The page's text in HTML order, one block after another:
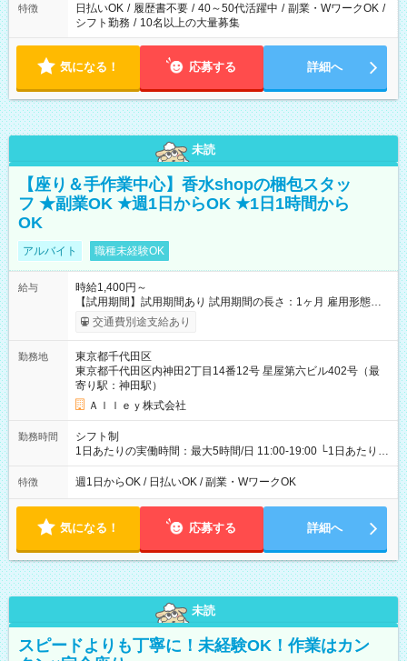
特徴 日払いOK / 履歴書不要 / 40～50代活躍中 / 副業・WワークOK /
シフト勤務 / 10名以上の大量募集
気になる！ 応募する 詳細へ
未読
【座り＆手作業中心】香水shopの梱包スタッ
フ ★副業OK ★週1日からOK ★1日1時間から
OK
アルバイト 職種未経験OK
給与
時給1,400円～
【試用期間】試用期間あり 試用期間の長さ：1ヶ月 雇用形態、
給与は本採用時と同じです。
交通費別途支給あり
勤務地
東京都千代田区
東京都千代田区内神田2丁目14番12号 星屋第六ビル402号（最
寄り駅：神田駅）
Ａｌｌｅｙ株式会社
勤務時間
シフト制
1日あたりの実働時間：最大5時間/日 11:00-19:00 └1日あたりの
実働時間：1-5時間 └上記の時間帯内であれば、いつでも勤務可
能！ └平日・土曜日の中で、お好きな曜日でご勤務いただけま
18:00 などのように、自由な働き方が可能なお仕事です！
特徴 週1日からOK / 日払いOK / 副業・WワークOK
気になる！ 応募する 詳細へ
未読
スピードよりも丁寧に！未経験OK！作業はカン